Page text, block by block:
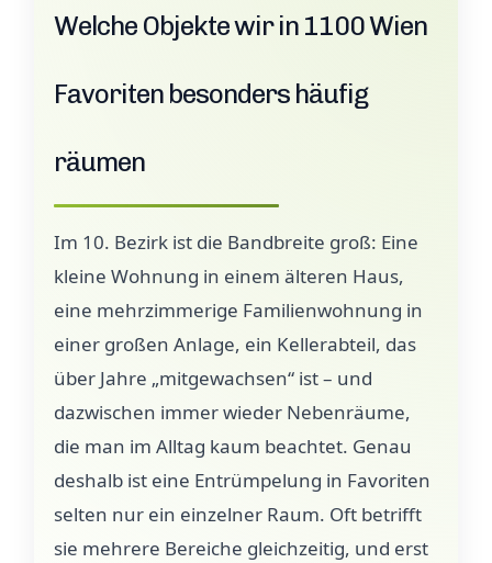
Welche Objekte wir in 1100 Wien
Favoriten besonders häufig
räumen
Im 10. Bezirk ist die Bandbreite groß: Eine
kleine Wohnung in einem älteren Haus,
eine mehrzimmerige Familienwohnung in
einer großen Anlage, ein Kellerabteil, das
über Jahre „mitgewachsen“ ist – und
dazwischen immer wieder Nebenräume,
die man im Alltag kaum beachtet. Genau
deshalb ist eine Entrümpelung in Favoriten
selten nur ein einzelner Raum. Oft betrifft
sie mehrere Bereiche gleichzeitig, und erst